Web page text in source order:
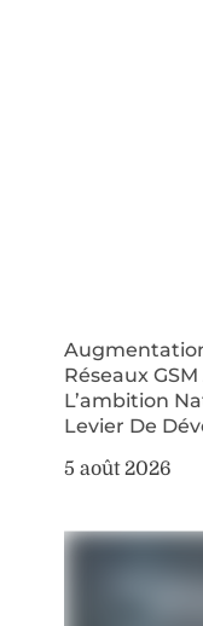
Réseaux
L’ambition
Levier De
5 août 2026